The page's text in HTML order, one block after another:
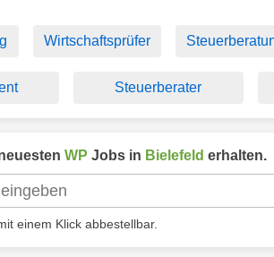
Wirtschaftsprüfer
Steuerberater
WP Jobs in Bielefeld erhalten.
einem Klick abbestellbar.